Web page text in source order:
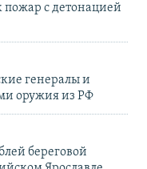
пожар с детонацией
генералы и
оружия из РФ
береговой